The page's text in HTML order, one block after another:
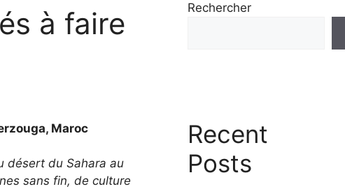
à faire
Maroc
désert du Sahara au
sans fin, de culture
Rechercher
Recent
Posts